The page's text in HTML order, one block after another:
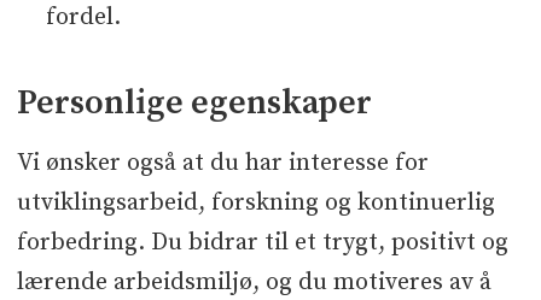
fordel.
Personlige egenskaper
Vi ønsker også at du har interesse for
utviklingsarbeid, forskning og kontinuerlig
forbedring. Du bidrar til et trygt, positivt og
lærende arbeidsmiljø, og du motiveres av å